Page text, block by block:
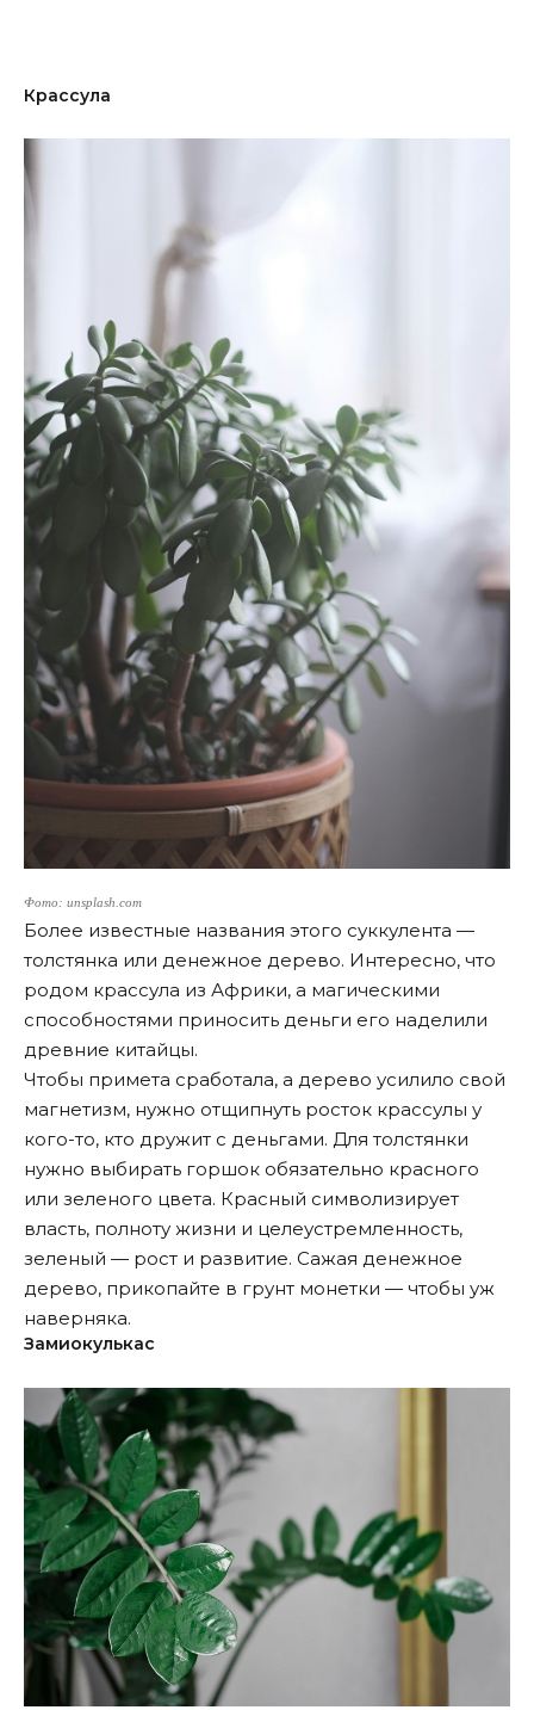
Крассула
Фото: unsplash.com
Более известные названия этого суккулента —
толстянка или денежное дерево. Интересно, что
родом крассула из Африки, а магическими
способностями приносить деньги его наделили
древние китайцы.
Чтобы примета сработала, а дерево усилило свой
магнетизм, нужно отщипнуть росток крассулы у
кого-то, кто дружит с деньгами. Для толстянки
нужно выбирать горшок обязательно красного
или зеленого цвета. Красный символизирует
власть, полноту жизни и целеустремленность,
зеленый — рост и развитие. Сажая денежное
дерево, прикопайте в грунт монетки — чтобы уж
наверняка.
Замиокулькас